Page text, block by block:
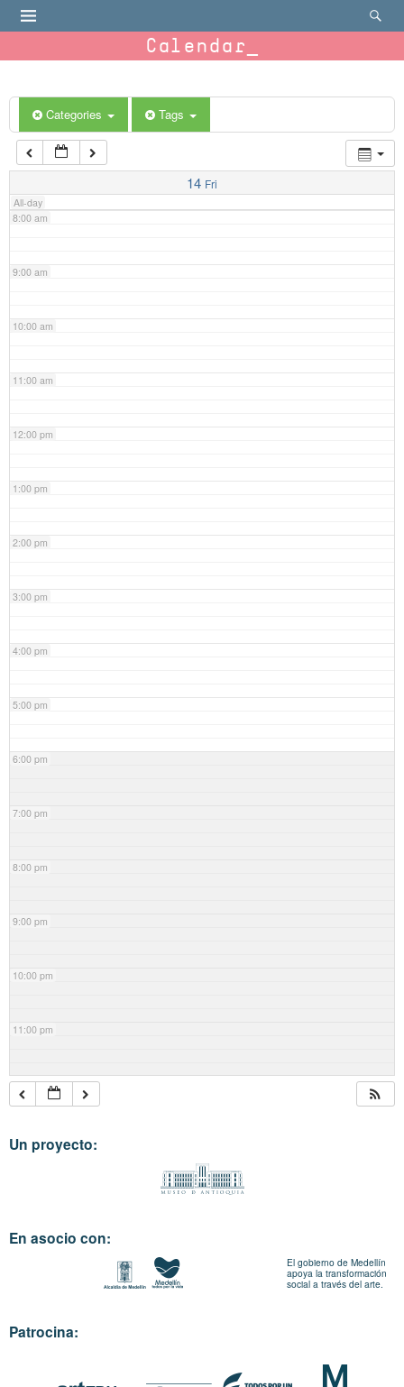
Calendar
Categories Tags
14 Fri
All-day
6:00 am
7:00 am
8:00 am
9:00 am
10:00 am
11:00 am
12:00 pm
1:00 pm
2:00 pm
3:00 pm
4:00 pm
5:00 pm
6:00 pm
7:00 pm
8:00 pm
9:00 pm
10:00 pm
11:00 pm
Un proyecto:
En asocio con:
El gobierno de Medellín
apoya la transformación
social a través del arte.
Patrocina: